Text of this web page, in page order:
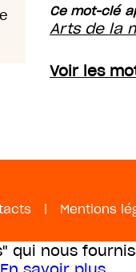
Ce mot-clé
Arts de la
Voir les
| Mentions
qui nous